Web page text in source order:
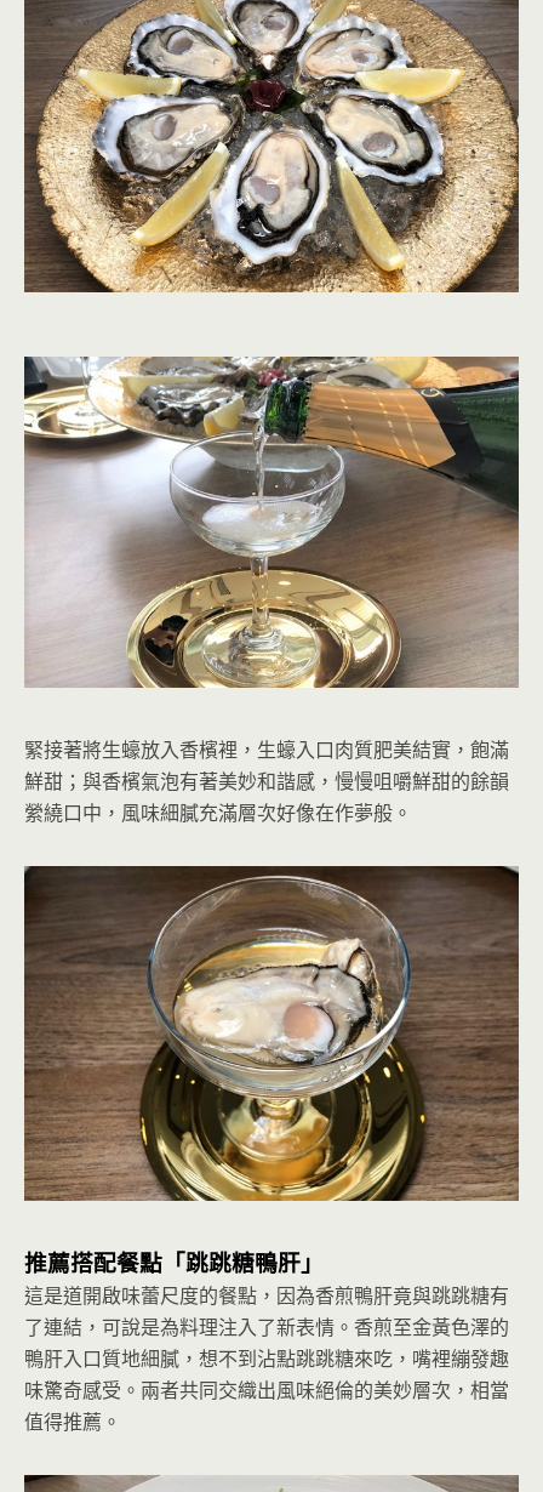
緊接著將生蠔放入香檳裡，生蠔入口肉質肥美結實，飽滿
鮮甜；與香檳氣泡有著美妙和諧感，慢慢咀嚼鮮甜的餘韻
縈繞口中，風味細膩充滿層次好像在作夢般。
推薦搭配餐點「跳跳糖鴨肝」
這是道開啟味蕾尺度的餐點，因為香煎鴨肝竟與跳跳糖有
了連結，可說是為料理注入了新表情。香煎至金黃色澤的
鴨肝入口質地細膩，想不到沾點跳跳糖來吃，嘴裡繃發趣
味驚奇感受。兩者共同交織出風味絕倫的美妙層次，相當
值得推薦。